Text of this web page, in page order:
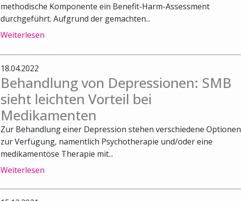
methodische Komponente ein Benefit-Harm-Assessment
durchgeführt. Aufgrund der gemachten...
Weiterlesen
18.04.2022
Behandlung von Depressionen: SMB
sieht leichten Vorteil bei
Medikamenten
Zur Behandlung einer Depression stehen verschiedene Optionen
zur Verfügung, namentlich Psychotherapie und/oder eine
medikamentöse Therapie mit...
Weiterlesen